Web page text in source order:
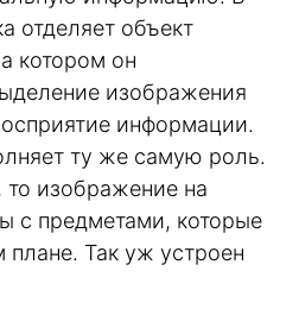
отделяет объект
котором он
изображения
информации.
ту же самую роль.
изображение на
с предметами, которые
плане. Так уж устроен